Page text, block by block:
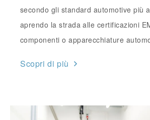
secondo gli standard automotive più
aprendo la strada alle certificazioni
componenti o apparecchiature
Scopri di più